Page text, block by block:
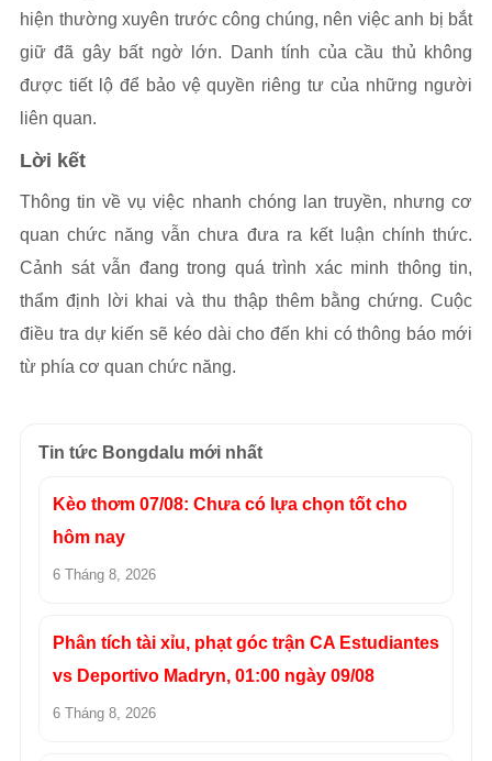
hiện thường xuyên trước công chúng, nên việc anh bị bắt
giữ đã gây bất ngờ lớn. Danh tính của cầu thủ không
được tiết lộ để bảo vệ quyền riêng tư của những người
liên quan.
Lời kết
Thông tin về vụ việc nhanh chóng lan truyền, nhưng cơ
quan chức năng vẫn chưa đưa ra kết luận chính thức.
Cảnh sát vẫn đang trong quá trình xác minh thông tin,
thẩm định lời khai và thu thập thêm bằng chứng. Cuộc
điều tra dự kiến sẽ kéo dài cho đến khi có thông báo mới
từ phía cơ quan chức năng.
Tin tức Bongdalu mới nhất
Kèo thơm 07/08: Chưa có lựa chọn tốt cho
hôm nay
6 Tháng 8, 2026
Phân tích tài xỉu, phạt góc trận CA Estudiantes
vs Deportivo Madryn, 01:00 ngày 09/08
6 Tháng 8, 2026